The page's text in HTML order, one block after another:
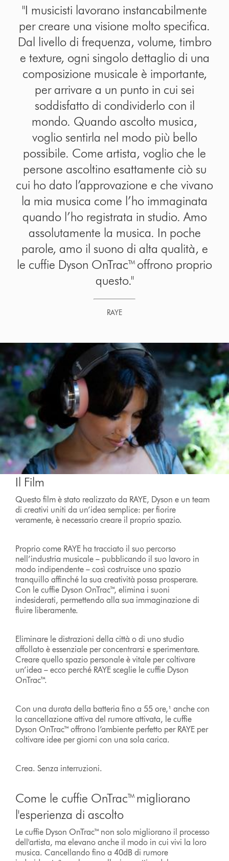
"I musicisti lavorano instancabilmente
per creare una visione molto specifica.
Dal livello di frequenza, volume, timbro
e texture, ogni singolo dettaglio di una
composizione musicale è importante,
per arrivare a un punto in cui sei
soddisfatto di condividerlo con il
mondo. Quando ascolto musica,
voglio sentirla nel modo più bello
possibile. Come artista, voglio che le
persone ascoltino esattamente ciò su
cui ho dato l’approvazione e che vivano
la mia musica come l’ho immaginata
quando l’ho registrata in studio. Amo
assolutamente la musica. In poche
parole, amo il suono di alta qualità, e
le cuffie Dyson OnTrac™ offrono proprio
questo."
RAYE
Il Film
Questo film è stato realizzato da RAYE, Dyson e un team
di creativi uniti da un’idea semplice: per fiorire
veramente, è necessario creare il proprio spazio.
Proprio come RAYE ha tracciato il suo percorso
nell’industria musicale – pubblicando il suo lavoro in
modo indipendente – così costruisce uno spazio
tranquillo affinché la sua creatività possa prosperare.
Con le cuffie Dyson OnTrac™, elimina i suoni
indesiderati, permettendo alla sua immaginazione di
fluire liberamente.
Eliminare le distrazioni della città o di uno studio
affollato è essenziale per concentrarsi e sperimentare.
Creare quello spazio personale è vitale per coltivare
un’idea – ecco perché RAYE sceglie le cuffie Dyson
OnTrac™.
Con una durata della batteria fino a 55 ore,¹ anche con
la cancellazione attiva del rumore attivata, le cuffie
Dyson OnTrac™ offrono l’ambiente perfetto per RAYE per
coltivare idee per giorni con una sola carica.
Crea. Senza interruzioni.
Come le cuffie OnTrac™ migliorano
l'esperienza di ascolto
Le cuffie Dyson OnTrac™ non solo migliorano il processo
dell'artista, ma elevano anche il modo in cui vivi la loro
musica. Cancellando fino a 40dB di rumore